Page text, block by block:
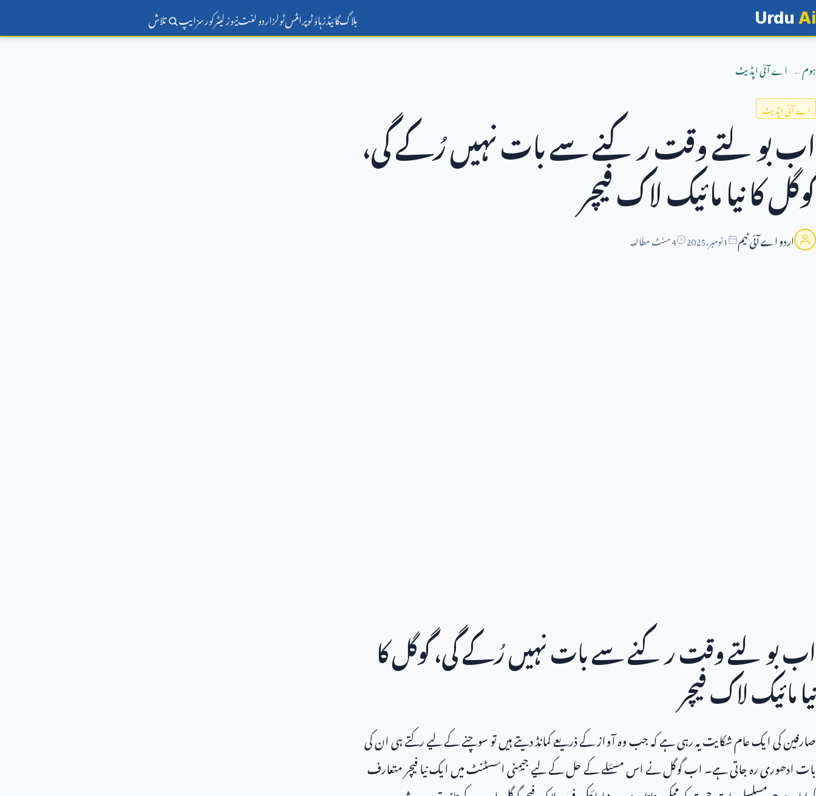
Urdu Ai بلاگگائیڈزہاؤ ٹوپرامٹسٹولزاردو لغتنیوز لیٹرکورسزایپ تلاش
ہوم اے آئی اپڈیٹ
اے آئی اپڈیٹ
اب بولتے وقت رکنے سے بات نہیں رُکے گی،
گوگل کا نیا مائیک لاک فیچر
اردو اے آئی ٹیم 1نومبر،2025 4 منٹ مطالعہ
اب بولتے وقت رکنے سے بات نہیں رُکے گی، گوگل کا
نیا مائیک لاک فیچر
صارفین کی ایک عام شکایت یہ رہی ہے کہ جب وہ آواز کے ذریعے کمانڈ دیتے ہیں تو سوچنے کے لیے رکتے ہی ان کی
بات ادھوری رہ جاتی ہے۔ اب گوگل نے اس مسئلے کے حل کے لیے جیمِنی اسسٹنٹ میں ایک نیا فیچر متعارف